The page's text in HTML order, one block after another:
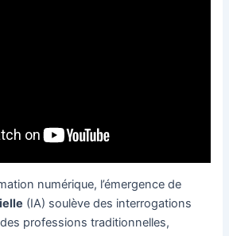
numérique, l’émergence de
(IA) soulève des interrogations
des professions traditionnelles,